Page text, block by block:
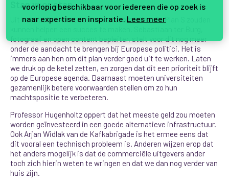
Stap voor stap
Uit het publiek komt een aantal voorstellen die Plan S zouden
fotograaf en open content bepleiter, stelt voor dit nog meer
onder de aandacht te brengen bij Europese politici. Het is
immers aan hen om dit plan verder goed uit te werken. Laten
we druk op de ketel zetten, en zorgen dat dit een prioriteit blijft
op de Europese agenda. Daarnaast moeten universiteiten
gezamenlijk betere voorwaarden stellen om zo hun
machtspositie te verbeteren.
Professor Hugenholtz oppert dat het meeste geld zou moeten
worden geïnvesteerd in een goede alternatieve infrastructuur.
Ook Arjan Widlak van de Kafkabrigade is het ermee eens dat
dit vooral een technisch probleem is. Anderen wijzen erop dat
het anders mogelijk is dat de commerciële uitgevers ander
toch zich hierin weten te wringen en dat we dan nog verder van
huis zijn.
voorlopig beschikbaar voor iedereen die op zoek is
naar expertise en inspiratie. Lees meer